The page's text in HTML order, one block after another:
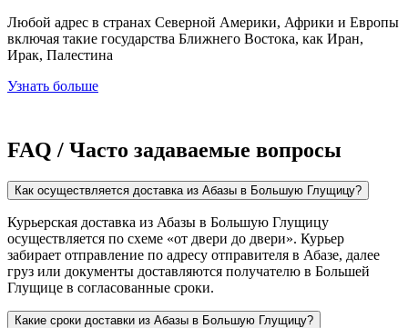
Любой адрес в странах Северной Америки, Африки и Европы
включая такие государства Ближнего Востока, как Иран,
Ирак, Палестина
Узнать больше
FAQ / Часто задаваемые вопросы
Как осуществляется доставка из Абазы в Большую Глущицу?
Курьерская доставка из Абазы в Большую Глущицу
осуществляется по схеме «от двери до двери». Курьер
забирает отправление по адресу отправителя в Абазе, далее
груз или документы доставляются получателю в Большей
Глущице в согласованные сроки.
Какие сроки доставки из Абазы в Большую Глущицу?